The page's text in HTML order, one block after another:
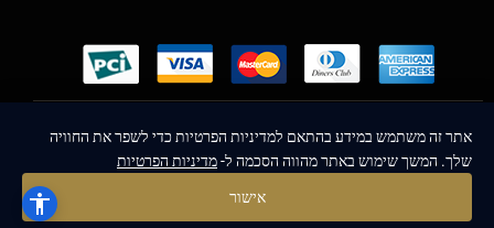
כל הזכויות שמורות – ICE Sneakers© 2026
אתר זה משתמש במידע בהתאם למדיניות הפרטיות כדי לשפר את החוויה
שלך. המשך שימוש באתר מהווה הסכמה ל-מדיניות הפרטיות
אישור